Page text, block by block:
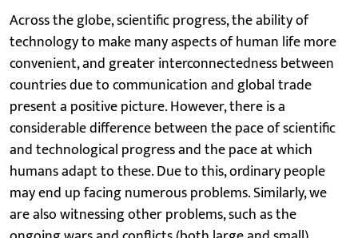
Across the globe, scientific progress, the ability of
technology to make many aspects of human life more
convenient, and greater interconnectedness between
countries due to communication and global trade
present a positive picture. However, there is a
considerable difference between the pace of scientific
and technological progress and the pace at which
humans adapt to these. Due to this, ordinary people
may end up facing numerous problems. Similarly, we
are also witnessing other problems, such as the